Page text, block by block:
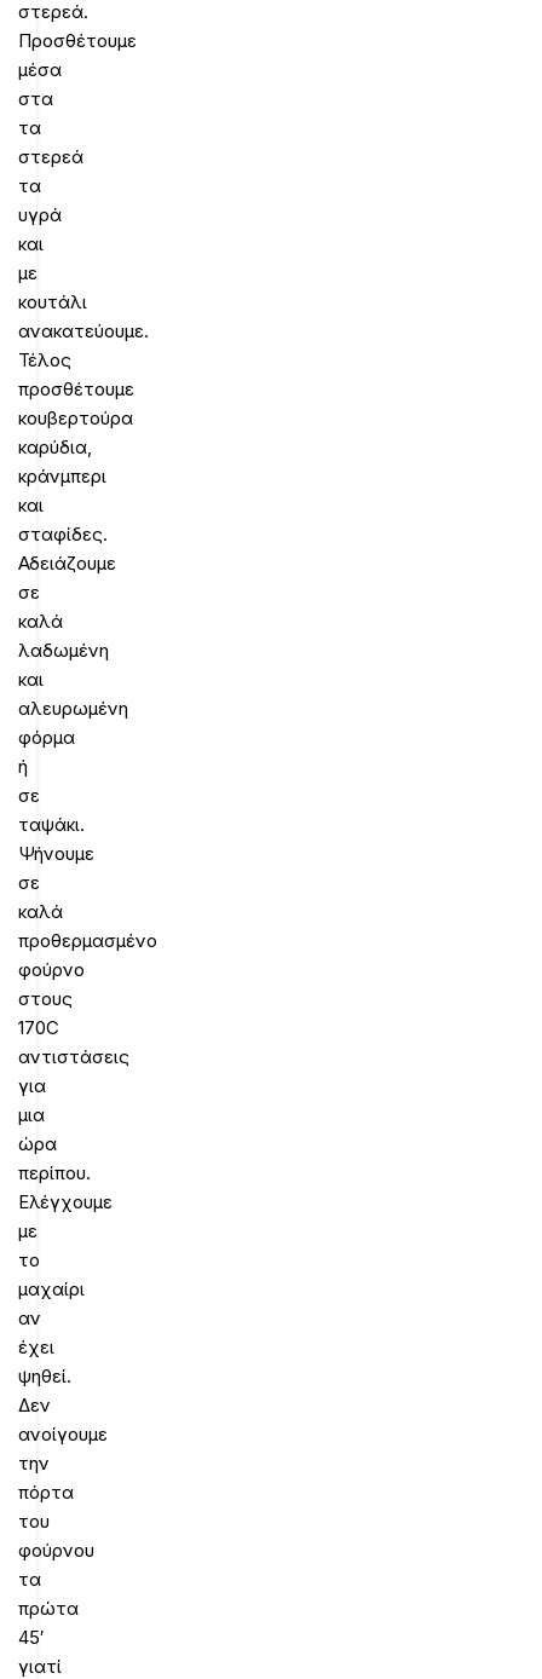
στερεά.
Προσθέτουμε
μέσα
στα
τα
στερεά
τα
υγρά
και
με
κουτάλι
ανακατεύουμε.
Τέλος
προσθέτουμε
κουβερτούρα
καρύδια,
κράνμπερι
και
σταφίδες.
Αδειάζουμε
σε
καλά
λαδωμένη
και
αλευρωμένη
φόρμα
ή
σε
ταψάκι.
Ψήνουμε
σε
καλά
προθερμασμένο
φούρνο
στους
170C
αντιστάσεις
για
μια
ώρα
περίπου.
Ελέγχουμε
με
το
μαχαίρι
αν
έχει
ψηθεί.
Δεν
ανοίγουμε
την
πόρτα
του
φούρνου
τα
πρώτα
45′
γιατί